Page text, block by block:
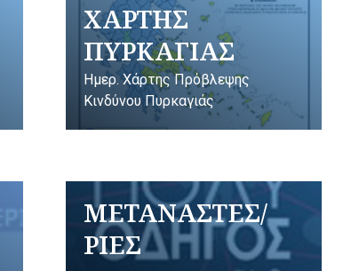
ΧΑΡΤΗΣ
ΠΥΡΚΑΓΙΑΣ
Ημερ. Χάρτης Πρόβλεψης
Κινδύνου Πυρκαγιάς
ΜΕΤΑΝΑΣΤΕΣ/
ΡΙΕΣ